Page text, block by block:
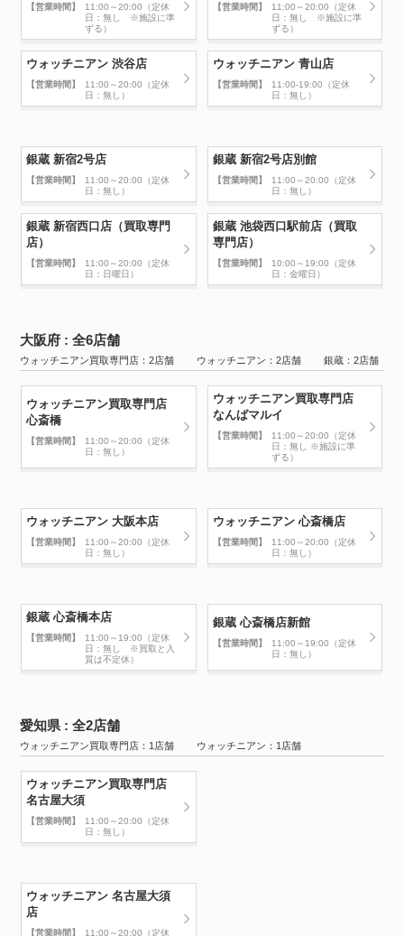
【営業時間】
11:00～20:00（定休
日：無し ※施設に準
ずる）
【営業時間】
11:00～20:00（定休
日：無し ※施設に準
ずる）
ウォッチニアン 渋谷店
【営業時間】
11:00～20:00（定休
日：無し）
ウォッチニアン 青山店
【営業時間】
11:00-19:00（定休
日：無し）
銀蔵 新宿2号店
【営業時間】
11:00～20:00（定休
日：無し）
銀蔵 新宿2号店別館
【営業時間】
11:00～20:00（定休
日：無し）
銀蔵 新宿西口店（買取専門
店）
【営業時間】
11:00～20:00（定休
日：日曜日）
銀蔵 池袋西口駅前店（買取
専門店）
【営業時間】
10:00～19:00（定休
日：金曜日）
大阪府 : 全6店舗
ウォッチニアン買取専門店：2店舗 ウォッチニアン：2店舗 銀蔵：2店舗
ウォッチニアン買取専門店
心斎橋
【営業時間】
11:00～20:00（定休
日：無し）
ウォッチニアン買取専門店
なんばマルイ
【営業時間】
11:00～20:00（定休
日：無し ※施設に準
ずる）
ウォッチニアン 大阪本店
【営業時間】
11:00～20:00（定休
日：無し）
ウォッチニアン 心斎橋店
【営業時間】
11:00～20:00（定休
日：無し）
銀蔵 心斎橋本店
【営業時間】
11:00～19:00（定休
日：無し ※買取と入
質は不定休）
銀蔵 心斎橋店新館
【営業時間】
11:00～19:00（定休
日：無し）
愛知県 : 全2店舗
ウォッチニアン買取専門店：1店舗 ウォッチニアン：1店舗
ウォッチニアン買取専門店
名古屋大須
【営業時間】
11:00～20:00（定休
日：無し）
ウォッチニアン 名古屋大須
店
【営業時間】
11:00～20:00（定休